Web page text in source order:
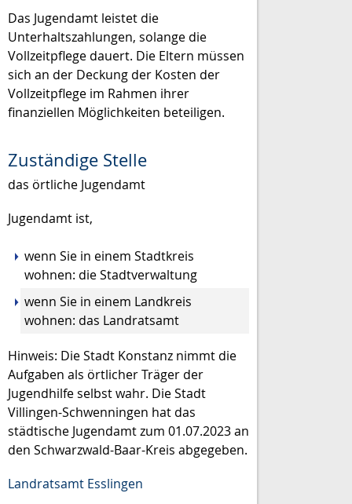
Das Jugendamt leistet die
Unterhaltszahlungen, solange die
Vollzeitpflege dauert. Die Eltern müssen
sich an der Deckung der Kosten der
Vollzeitpflege im Rahmen ihrer
finanziellen Möglichkeiten beteiligen.
Zuständige Stelle
das örtliche Jugendamt
Jugendamt ist,
wenn Sie in einem Stadtkreis
wohnen: die Stadtverwaltung
wenn Sie in einem Landkreis
wohnen: das Landratsamt
Hinweis: Die Stadt Konstanz nimmt die
Aufgaben als örtlicher Träger der
Jugendhilfe selbst wahr. Die Stadt
Villingen-Schwenningen hat das
städtische Jugendamt zum 01.07.2023 an
den Schwarzwald-Baar-Kreis abgegeben.
Landratsamt Esslingen